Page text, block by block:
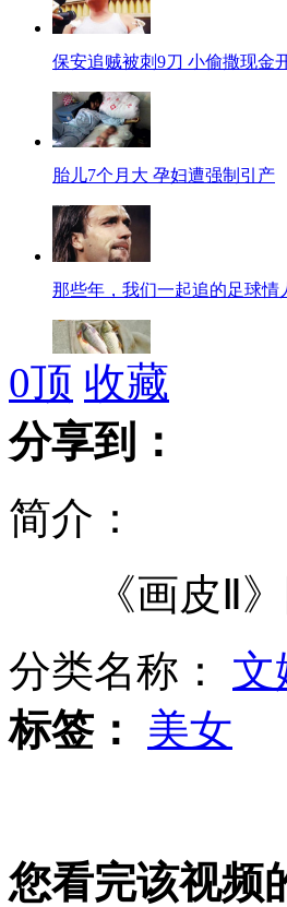
保安追贼被刺9刀 小偷撒现金
胎儿7个月大 孕妇遭强制引产
那些年，我们一起追的足球情
两男子馋嘴偷3条鱼 谁料竟值8
实拍交警赤脚帮忙推熄火汽车
监控记录:美国男子用汽油烧前
阿富汗地震引发山体滑坡71人
0顶 收藏
分享到：
简介：
《画皮Ⅱ》
分类名称： 文
标签：
美女
您看完该视频